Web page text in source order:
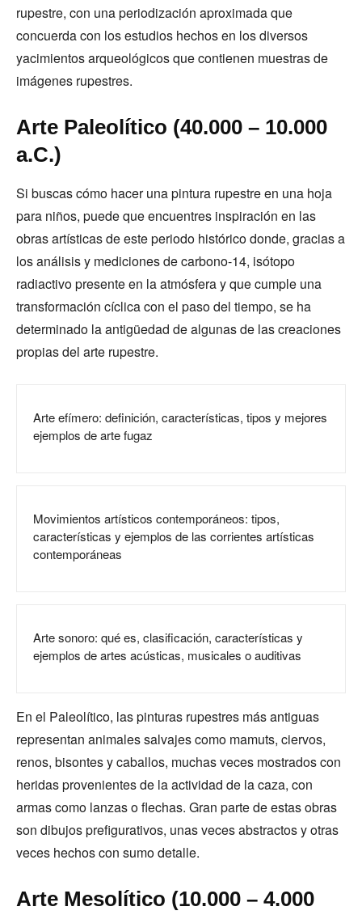
rupestre, con una periodización aproximada que
concuerda con los estudios hechos en los diversos
yacimientos arqueológicos que contienen muestras de
imágenes rupestres.
Arte Paleolítico (40.000 – 10.000
a.C.)
Si buscas cómo hacer una pintura rupestre en una hoja
para niños, puede que encuentres inspiración en las
obras artísticas de este periodo histórico donde, gracias a
los análisis y mediciones de carbono-14, isótopo
radiactivo presente en la atmósfera y que cumple una
transformación cíclica con el paso del tiempo, se ha
determinado la antigüedad de algunas de las creaciones
propias del arte rupestre.
Arte efímero: definición, características, tipos y mejores
ejemplos de arte fugaz
Movimientos artísticos contemporáneos: tipos,
características y ejemplos de las corrientes artísticas
contemporáneas
Arte sonoro: qué es, clasificación, características y
ejemplos de artes acústicas, musicales o auditivas
En el Paleolítico, las pinturas rupestres más antiguas
representan animales salvajes como mamuts, ciervos,
renos, bisontes y caballos, muchas veces mostrados con
heridas provenientes de la actividad de la caza, con
armas como lanzas o flechas. Gran parte de estas obras
son dibujos prefigurativos, unas veces abstractos y otras
veces hechos con sumo detalle.
Arte Mesolítico (10.000 – 4.000